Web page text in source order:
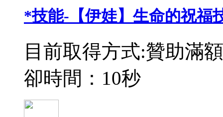
*技能-【伊娃】生命的祝福
目前取得方式:贊助滿
卻時間：10秒